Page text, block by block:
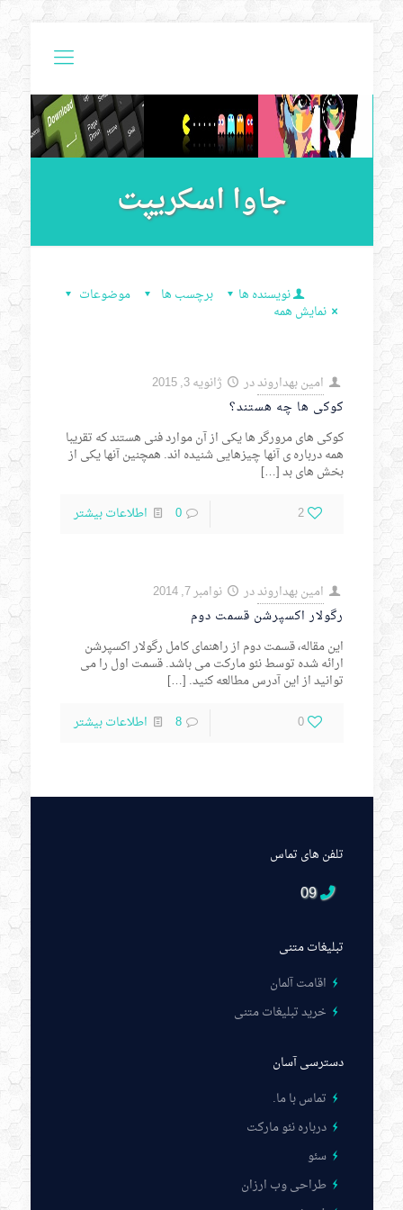
جاوا اسکریپت
موضوعات برچسب ها نویسنده ها
نمایش همه
امین بهدارونددر
ژانویه 3, 2015
کوکی ها چه هستند؟
کوکی های مرورگر ها یکی از آن موارد فنی هستند که تقریبا
همه درباره ی آنها چیزهایی شنیده اند. همچنین آنها یکی از
بخش های بد[…]
2
0 اطلاعات بیشتر
امین بهدارونددر
نوامبر 7, 2014
رگولار اکسپرشن قسمت دوم
این مقاله، قسمت دوم از راهنمای کامل رگولار اکسپرشن
ارائه شده توسط نئو مارکت می باشد. قسمت اول را می
توانید از این آدرس مطالعه کنید. […]
0
8 اطلاعات بیشتر
تلفن های تماس
09
تبلیغات متنی
اقامت آلمان
خرید تبلیغات متنی
دسترسی آسان
تماس با ما.
درباره نئو مارکت
سئو
طراحی وب ارزان